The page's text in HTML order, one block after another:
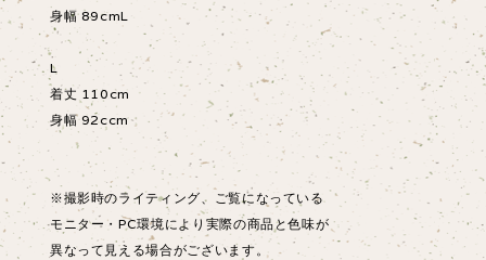
身幅 89cmL
L
着丈 110cm
身幅 92ccm
※撮影時のライティング、ご覧になっている
モニター・PC環境により実際の商品と色味が
異なって見える場合がございます。